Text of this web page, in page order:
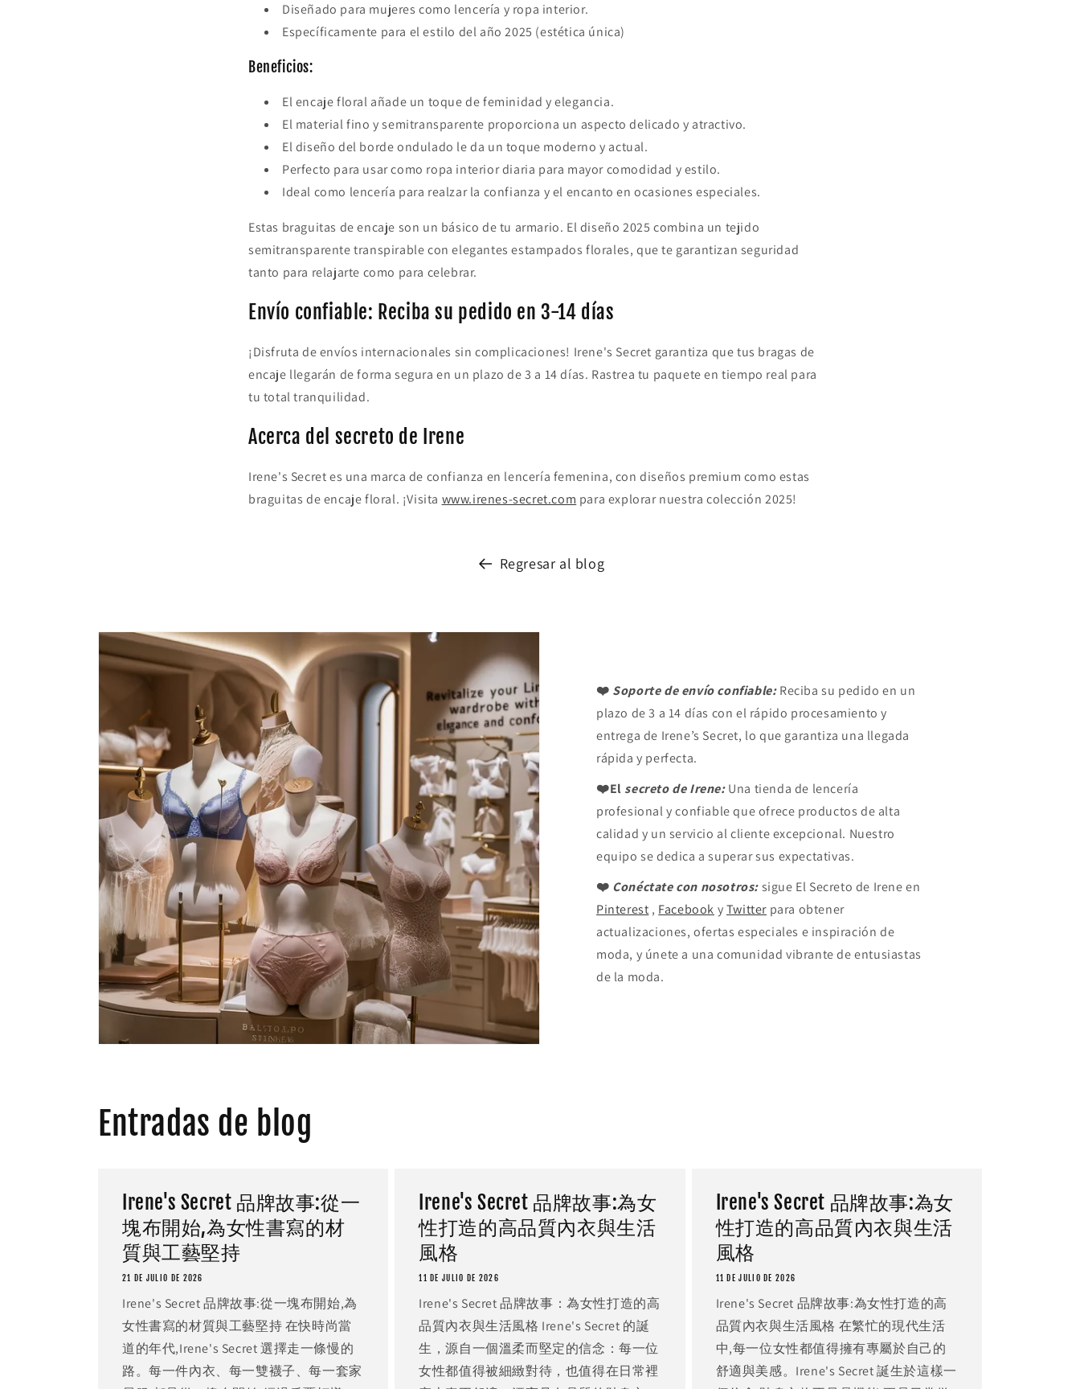
Diseñado para mujeres como lencería y ropa interior.
Específicamente para el estilo del año 2025 (estética única)
Beneficios:
El encaje floral añade un toque de feminidad y elegancia.
El material fino y semitransparente proporciona un aspecto delicado y atractivo.
El diseño del borde ondulado le da un toque moderno y actual.
Perfecto para usar como ropa interior diaria para mayor comodidad y estilo.
Ideal como lencería para realzar la confianza y el encanto en ocasiones especiales.
Estas braguitas de encaje son un básico de tu armario. El diseño 2025 combina un tejido
semitransparente transpirable con elegantes estampados florales, que te garantizan seguridad
tanto para relajarte como para celebrar.
Envío confiable: Reciba su pedido en 3-14 días
¡Disfruta de envíos internacionales sin complicaciones! Irene's Secret garantiza que tus bragas de
encaje llegarán de forma segura en un plazo de 3 a 14 días. Rastrea tu paquete en tiempo real para
tu total tranquilidad.
Acerca del secreto de Irene
Irene's Secret es una marca de confianza en lencería femenina, con diseños premium como estas
braguitas de encaje floral. ¡Visita www.irenes-secret.com para explorar nuestra colección 2025!
Regresar al blog
❤️ Soporte de envío confiable: Reciba su pedido en un
plazo de 3 a 14 días con el rápido procesamiento y
entrega de Irene’s Secret, lo que garantiza una llegada
rápida y perfecta.
❤️El secreto de Irene: Una tienda de lencería
profesional y confiable que ofrece productos de alta
calidad y un servicio al cliente excepcional. Nuestro
equipo se dedica a superar sus expectativas.
❤️ Conéctate con nosotros:sigue El Secreto de Irene en
Pinterest , Facebook yTwitter para obtener
actualizaciones, ofertas especiales e inspiración de
moda, y únete a una comunidad vibrante de entusiastas
de la moda.
Entradas de blog
Irene's Secret 品牌故事:從一
塊布開始,為女性書寫的材
質與工藝堅持
21 DE JULIO DE 2026
Irene's Secret 品牌故事:從一塊布開始,為
女性書寫的材質與工藝堅持 在快時尚當
道的年代,Irene's Secret 選擇走一條慢的
路。每一件內衣、每一雙襪子、每一套家
Irene's Secret 品牌故事:為女
性打造的高品質內衣與生活
風格
11 DE JULIO DE 2026
Irene's Secret 品牌故事：為女性打造的高
品質內衣與生活風格 Irene's Secret 的誕
生，源自一個溫柔而堅定的信念：每一位
女性都值得被細緻對待，也值得在日常裡
Irene's Secret 品牌故事:為女
性打造的高品質內衣與生活
風格
11 DE JULIO DE 2026
Irene's Secret 品牌故事:為女性打造的高
品質內衣與生活風格 在繁忙的現代生活
中,每一位女性都值得擁有專屬於自己的
舒適與美感。Irene's Secret 誕生於這樣一